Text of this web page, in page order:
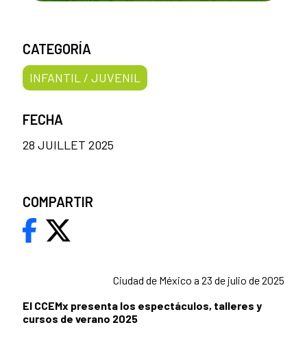
Ciudad de México a 23 de julio de 2025
El CCEMx presenta los espectáculos, talleres y
cursos de verano 2025
CATEGORÍA
INFANTIL / JUVENIL
FECHA
28 JUILLET 2025
COMPARTIR